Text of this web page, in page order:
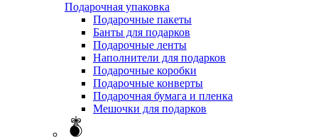
Подарочная упаковка
Подарочные пакеты
Банты для подарков
Подарочные ленты
Наполнители для подарков
Подарочные коробки
Подарочные конверты
Подарочная бумага и пленка
Мешочки для подарков